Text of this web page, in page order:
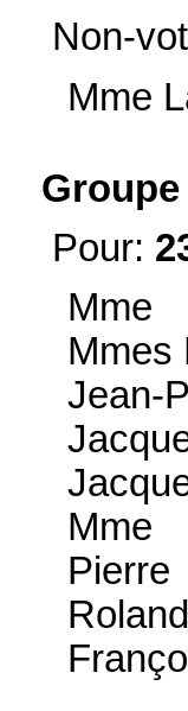
Non-
Mme
Pour:
Mme
Mmes
Jean-
Pierre